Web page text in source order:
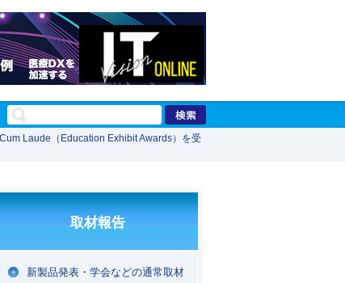
Laude（Education Exhibit Awards）を受
取材報告
新製品発表・学会などの通常取材